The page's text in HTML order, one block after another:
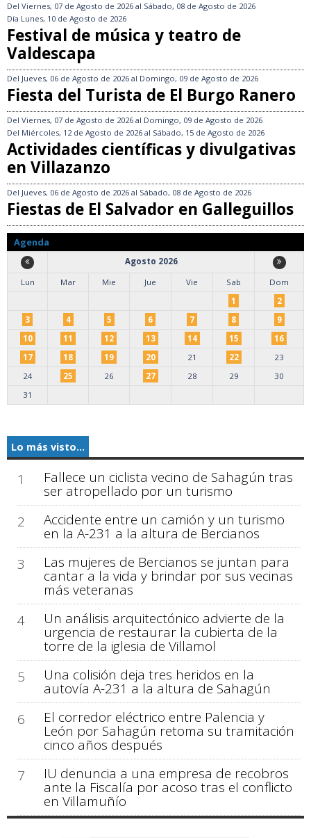
Del Viernes, 07 de Agosto de 2026 al Sábado, 08 de Agosto de 2026
Día Lunes, 10 de Agosto de 2026
Festival de música y teatro de
Valdescapa
Del Jueves, 06 de Agosto de 2026 al Domingo, 09 de Agosto de 2026
Fiesta del Turista de El Burgo Ranero
Del Viernes, 07 de Agosto de 2026 al Domingo, 09 de Agosto de 2026
Del Miércoles, 12 de Agosto de 2026 al Sábado, 15 de Agosto de 2026
Actividades científicas y divulgativas
en Villazanzo
Del Jueves, 06 de Agosto de 2026 al Sábado, 08 de Agosto de 2026
Fiestas de El Salvador en Galleguillos
Agenda
Agosto 2026
Lun
Mar Mie Jue Vie Sab
Dom
1
2
3
4 5 6 7 8
9
10
11 12 13 14 15
16
17
18 19 20 21 22
23
24
25 26 27 28 29
30
31
Lo más visto...
1 Fallece un ciclista vecino de Sahagún tras
ser atropellado por un turismo
2
Accidente entre un camión y un turismo
en la A-231 a la altura de Bercianos
3
Las mujeres de Bercianos se juntan para
cantar a la vida y brindar por sus vecinas
más veteranas
4
Un análisis arquitectónico advierte de la
urgencia de restaurar la cubierta de la
torre de la iglesia de Villamol
5
Una colisión deja tres heridos en la
autovía A-231 a la altura de Sahagún
6
El corredor eléctrico entre Palencia y
León por Sahagún retoma su tramitación
cinco años después
7
IU denuncia a una empresa de recobros
ante la Fiscalía por acoso tras el conflicto
en Villamuñío